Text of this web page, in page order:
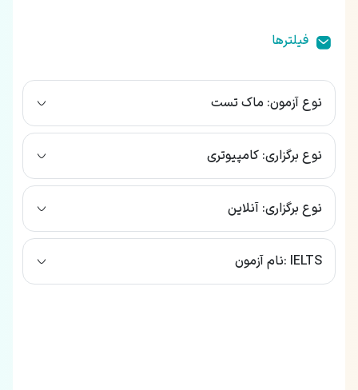
‌فیلتر‌ها
نوع آزمون: ماک تست
نوع برگزاری: کامپیوتری
نوع برگزاری: آنلاین
نام آزمون: IELTS